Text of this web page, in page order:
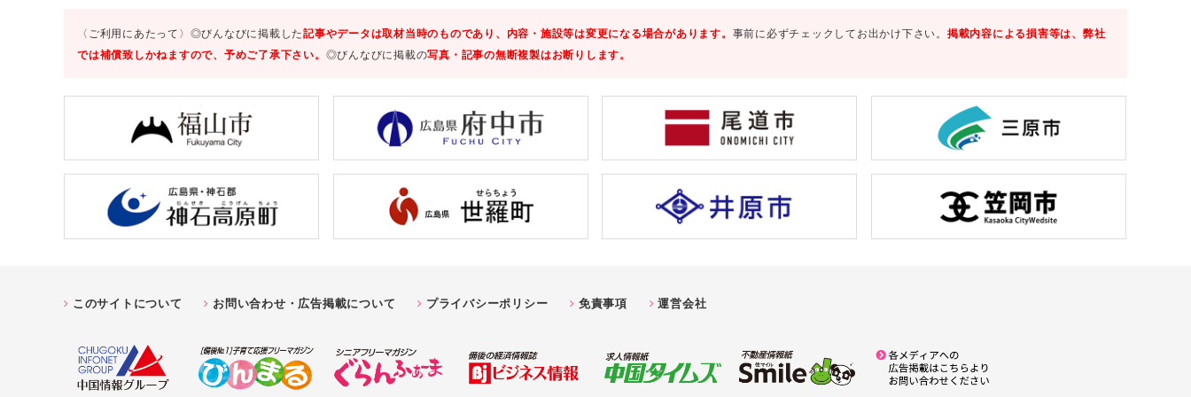
〈ご利用にあたって〉◎びんなびに掲載した記事やデータは取材当時のものであり、内容・施設等は変更になる場合があります。 事前に必ずチェックしてお出かけ下さい。 掲載内容による損害等は、弊社
では補償致しかねますので、予めご了承下さい。 ◎びんなびに掲載の写真・記事の無断複製はお断りします。
このサイトについて お問い合わせ・広告掲載について プライバシーポリシー 免責事項 運営会社